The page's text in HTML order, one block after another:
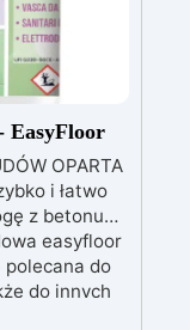
EasyFloor
OPARTA
i łatwo
z betonu
easyfloor
do
do innych
ceramiczne